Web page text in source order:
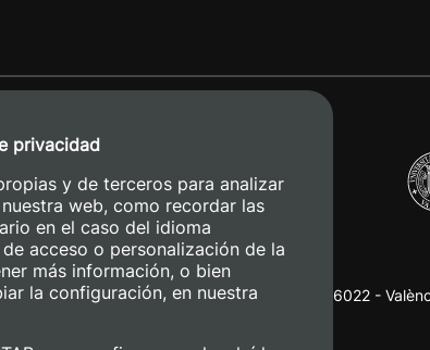
Camino de Vera, s/n. 46022 -
privacidad
y de terceros para analizar
web, como recordar las
en el caso del idioma
acceso o personalización de la
más información, o bien
la configuración, en nuestra